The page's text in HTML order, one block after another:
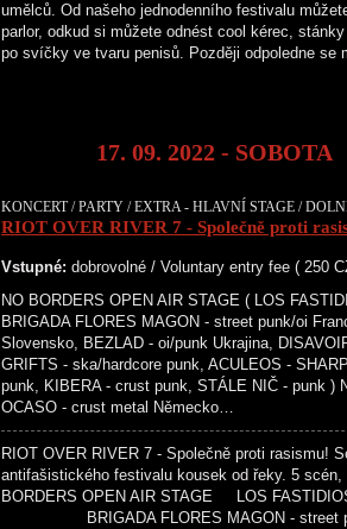
umělců. Od našeho jednodenního festivalu
parlor, odkud si můžete odnést cool kérec,
po svíčky ve tvaru penisů. Později odpoledne se
17. 09. 2022 - SOBOTA
KONCERT / PARTY / EXTRA - HLAVNÍ STAGE /
RIOT OVER RIVER 7 - Společně proti
Vstupné: dobrovolné / Voluntary entry fee ( 250
NO BORDERS OPEN AIR STAGE ( LOS
BRIGADA FLORES MAGON - street punk/oi
Slovensko, BEZLAD - oi/punk Ukrajina,
GRIFTS - ska/hardcore punk, ACULEOS -
punk, KIBERA - crust punk, STÁLE NIČ - punk )
OCASO - crust metal Německo…
RIOT OVER RIVER 7 - Společně proti rasismu!
antifašistického festivalu kousek od řeky.
BORDERS OPEN AIR STAGE LOS
BRIGADA FLORES MAGON -